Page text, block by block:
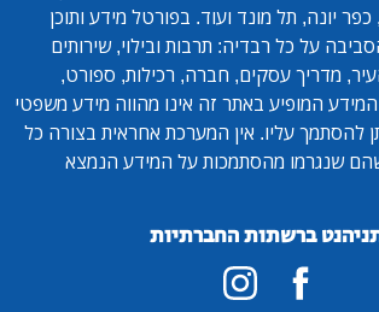
יונה, תל מונד ועוד. בפורטל מידע ותוכן
על כל רבדיה: תרבות ובילוי, שירותים
מדריך עסקים, חברה, רכילות, ספורט,
המופיע באתר זה אינו מהווה מידע משפטי
להסתמך עליו. אין המערכת אחראית בצורה כל
שנגרמו מהסתמכות על המידע הנמצא
ברשתות החברתיות